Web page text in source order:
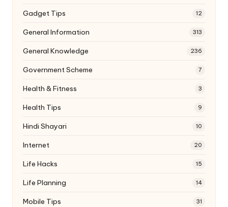
Gadget Tips 12
General Information 313
General Knowledge 236
Government Scheme 7
Health & Fitness 3
Health Tips 9
Hindi Shayari 10
Internet 20
Life Hacks 15
Life Planning 14
Mobile Tips 31